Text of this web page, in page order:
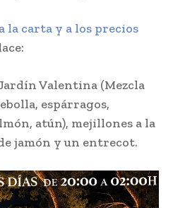
la carta y a los precios
Valentina (Mezcla
espárragos,
atún), mejillones a la
jamón y un entrecot.